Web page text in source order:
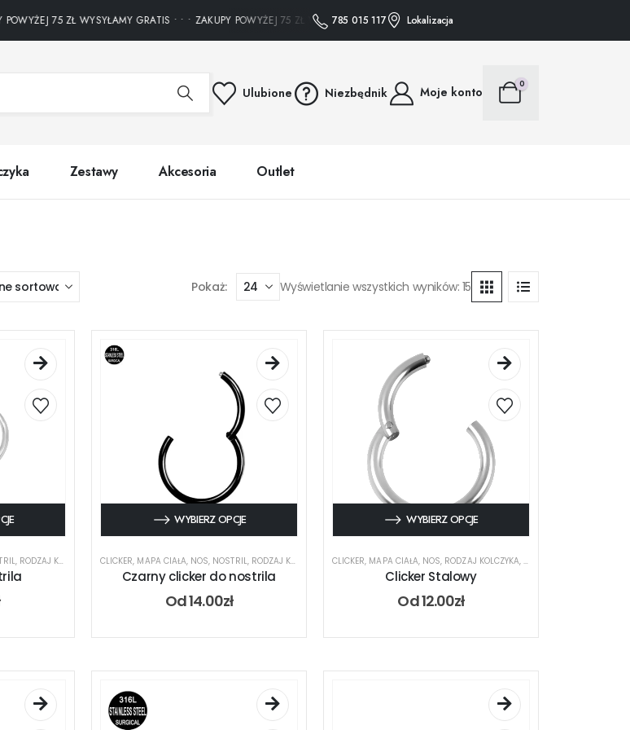
75 ZŁ WYSYŁAMY GRATIS • • • ZAKUPY POWYŻEJ 75 ZŁ WYSYŁAMY GRATIS • • • ZAKUPY POWYŻEJ 75 ZŁ WYSYŁAMY
785 015 117 Lokalizacja
Ulubione Niezbędnik Moje konto
0
Zestawy Akcesoria Outlet
Pokaż: Wyświetlanie wszystkich wyników: 15
, RODZAJ KOLCZYKA
WYBIERZ OPCJE
CLICKER, MAPA CIAŁA, NOS, NOSTRIL, RODZAJ KOLCZYKA
Czarny clicker do nostrila
Od14.00zł
WYBIERZ OPCJE
CLICKER, MAPA CIAŁA, NOS, RODZAJ KOLCZYKA,UCHO
Clicker Stalowy
Od12.00zł